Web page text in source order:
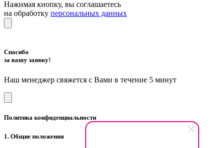
Нажимая кнопку, вы соглашаетесь
на обработку персональных данных
Спасибо
за вашу заявку!
Наш менеджер свяжется с Вами в течение 5 минут
Политика конфиденциальности
1. Общие положения